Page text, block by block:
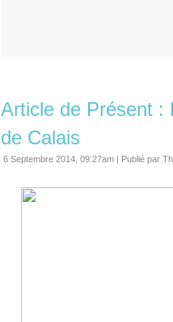
Article de Présent :
de Calais
6 Septembre 2014, 09:27am | Publié par